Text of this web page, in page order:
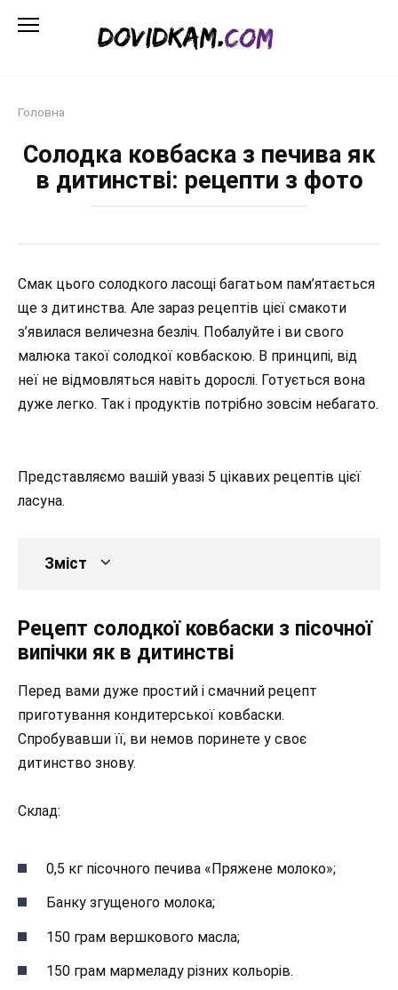
Головна
Солодка ковбаска з печива як
в дитинстві: рецепти з фото
Смак цього солодкого ласощі багатьом пам’ятається
ще з дитинства. Але зараз рецептів цієї смакоти
з’явилася величезна безліч. Побалуйте і ви свого
малюка такої солодкої ковбаскою. В принципі, від
неї не відмовляться навіть дорослі. Готується вона
дуже легко. Так і продуктів потрібно зовсім небагато.
Представляємо вашій увазі 5 цікавих рецептів цієї
ласуна.
Зміст
Рецепт солодкої ковбаски з пісочної
випічки як в дитинстві
Перед вами дуже простий і смачний рецепт
приготування кондитерської ковбаски.
Спробувавши її, ви немов поринете у своє
дитинство знову.
Склад:
0,5 кг пісочного печива «Пряжене молоко»;
Банку згущеного молока;
150 грам вершкового масла;
150 грам мармеладу різних кольорів.